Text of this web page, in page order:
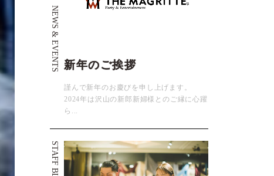
新年のご挨拶
NEWS & EVENTS
謹んで新年のお慶びを申し上げます。
2024年は沢山の新郎新婦様とのご縁に心躍
ら...
STAFF BLOG